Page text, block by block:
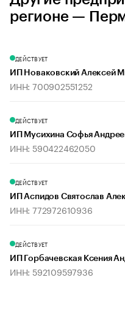
регионе —
ДЕЙСТВУЕТ
ИП Новаковский Алексей
ИНН: 700902551252
ДЕЙСТВУЕТ
ИП Мусихина Софья
ИНН: 590422462050
ДЕЙСТВУЕТ
ИП Аспидов Святослав
ИНН: 772972610936
ДЕЙСТВУЕТ
ИП Горбачевская Ксения
ИНН: 592109597936